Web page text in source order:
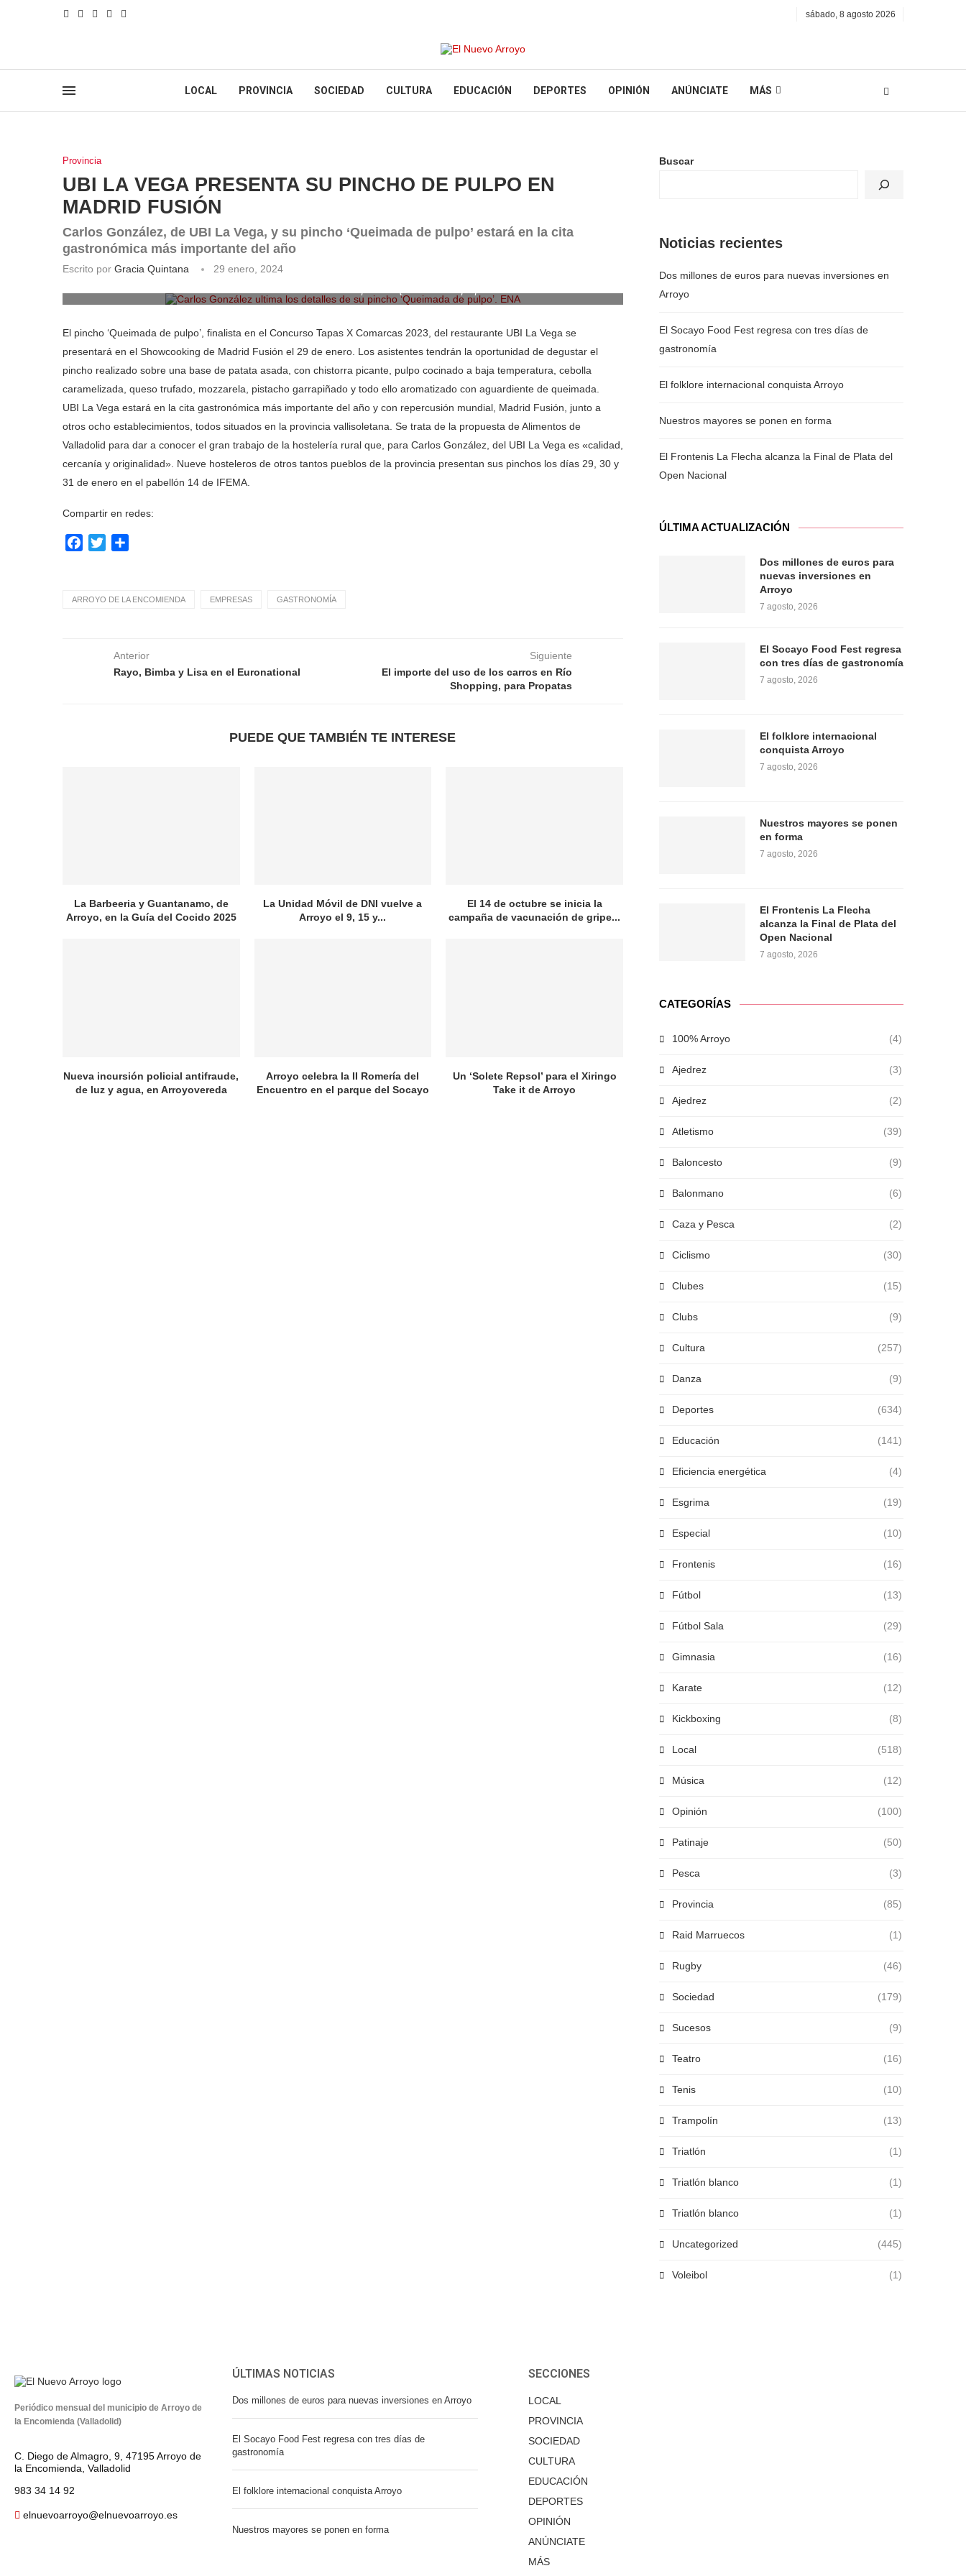
sábado, 8 agosto 2026
LOCAL PROVINCIA SOCIEDAD CULTURA EDUCACIÓN DEPORTES OPINIÓN ANÚNCIATE MÁS
Provincia
UBI LA VEGA PRESENTA SU PINCHO DE PULPO EN
MADRID FUSIÓN
Carlos González, de UBI La Vega, y su pincho ‘Queimada de pulpo’ estará en la cita
gastronómica más importante del año
Escrito por Gracia Quintana
29 enero, 2024
El pincho ‘Queimada de pulpo’, finalista en el Concurso Tapas X Comarcas 2023, del restaurante UBI La Vega se
presentará en el Showcooking de Madrid Fusión el 29 de enero. Los asistentes tendrán la oportunidad de degustar el
pincho realizado sobre una base de patata asada, con chistorra picante, pulpo cocinado a baja temperatura, cebolla
caramelizada, queso trufado, mozzarela, pistacho garrapiñado y todo ello aromatizado con aguardiente de queimada.
UBI La Vega estará en la cita gastronómica más importante del año y con repercusión mundial, Madrid Fusión, junto a
otros ocho establecimientos, todos situados en la provincia vallisoletana. Se trata de la propuesta de Alimentos de
Valladolid para dar a conocer el gran trabajo de la hostelería rural que, para Carlos González, del UBI La Vega es «calidad,
cercanía y originalidad». Nueve hosteleros de otros tantos pueblos de la provincia presentan sus pinchos los días 29, 30 y
31 de enero en el pabellón 14 de IFEMA.
Compartir en redes:
Facebook
Twitter
ARROYO DE LA ENCOMIENDA EMPRESAS GASTRONOMÍA
Anterior
Rayo, Bimba y Lisa en el Euronational
Siguiente
El importe del uso de los carros en Río
Shopping, para Propatas
PUEDE QUE TAMBIÉN TE INTERESE
La Barbeeria y Guantanamo, de
Arroyo, en la Guía del Cocido 2025
La Unidad Móvil de DNI vuelve a
Arroyo el 9, 15 y...
El 14 de octubre se inicia la
campaña de vacunación de gripe...
Nueva incursión policial antifraude,
de luz y agua, en Arroyovereda
Arroyo celebra la II Romería del
Encuentro en el parque del Socayo
Un ‘Solete Repsol’ para el Xiringo
Take it de Arroyo
Buscar
Noticias recientes
Dos millones de euros para nuevas inversiones en
Arroyo
El Socayo Food Fest regresa con tres días de
gastronomía
El folklore internacional conquista Arroyo
Nuestros mayores se ponen en forma
El Frontenis La Flecha alcanza la Final de Plata del
Open Nacional
ÚLTIMA ACTUALIZACIÓN
Dos millones de euros para
nuevas inversiones en
Arroyo
7 agosto, 2026
El Socayo Food Fest regresa
con tres días de gastronomía
7 agosto, 2026
El folklore internacional
conquista Arroyo
7 agosto, 2026
Nuestros mayores se ponen
en forma
7 agosto, 2026
El Frontenis La Flecha
alcanza la Final de Plata del
Open Nacional
7 agosto, 2026
CATEGORÍAS
100% Arroyo (4)
Ajedrez (3)
Ajedrez (2)
Atletismo (39)
Baloncesto (9)
Balonmano (6)
Caza y Pesca (2)
Ciclismo (30)
Clubes (15)
Clubs (9)
Cultura (257)
Danza (9)
Deportes (634)
Educación (141)
Eficiencia energética (4)
Esgrima (19)
Especial (10)
Frontenis (16)
Fútbol (13)
Fútbol Sala (29)
Gimnasia (16)
Karate (12)
Kickboxing (8)
Local (518)
Música (12)
Opinión (100)
Patinaje (50)
Pesca (3)
Provincia (85)
Raid Marruecos (1)
Rugby (46)
Sociedad (179)
Sucesos (9)
Teatro (16)
Tenis (10)
Trampolín (13)
Triatlón (1)
Triatlón blanco (1)
Triatlón blanco (1)
Uncategorized (445)
Voleibol (1)
Periódico mensual del municipio de Arroyo de
la Encomienda (Valladolid)
C. Diego de Almagro, 9, 47195 Arroyo de
la Encomienda, Valladolid
983 34 14 92
elnuevoarroyo@elnuevoarroyo.es
ÚLTIMAS NOTICIAS
Dos millones de euros para nuevas inversiones en Arroyo
El Socayo Food Fest regresa con tres días de
gastronomía
El folklore internacional conquista Arroyo
Nuestros mayores se ponen en forma
SECCIONES
LOCAL
PROVINCIA
SOCIEDAD
CULTURA
EDUCACIÓN
DEPORTES
OPINIÓN
ANÚNCIATE
MÁS